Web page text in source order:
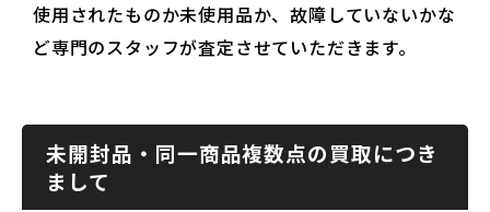
使用されたものか未使用品か、故障していないかな
ど専門のスタッフが査定させていただきます。
未開封品・同一商品複数点の買取につき
まして